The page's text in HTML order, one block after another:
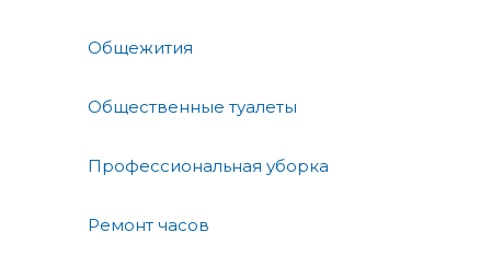
Общежития
Общественные туалеты
Профессиональная уборка
Ремонт часов